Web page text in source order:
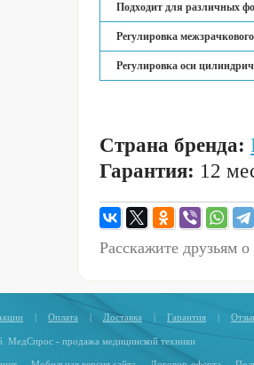
Подходит для различных
Регулировка
Регулировка оси
Страна бренда:
Гарантия: 12
Расскажите друзьям
| Оплата | Доставка | Гарантия |
МедСпрос - продажа медицинской техники